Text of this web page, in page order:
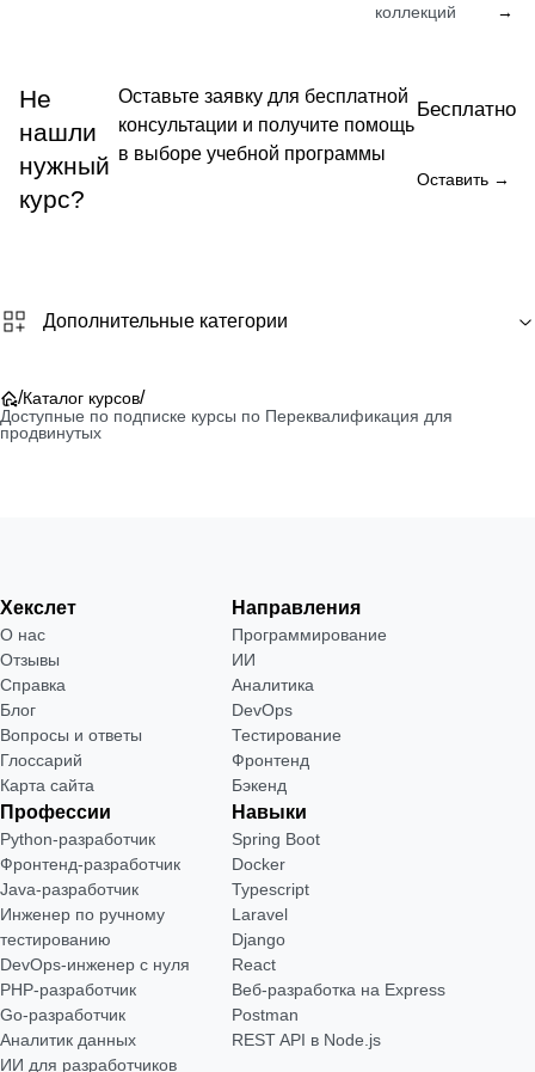
коллекций
→
Не
нашли
нужный
курс?
Оставьте заявку для бесплатной
консультации и получите помощь
в выборе учебной программы
Бесплатно
Оставить →
Дополнительные категории
/Каталог курсов/
Доступные по подписке курсы по Переквалификация для
продвинутых
Хекслет
О нас
Отзывы
Справка
Блог
Вопросы и ответы
Глоссарий
Карта сайта
Направления
Программирование
ИИ
Аналитика
DevOps
Тестирование
Фронтенд
Бэкенд
Профессии
Python-разработчик
Фронтенд-разработчик
Java-разработчик
Инженер по ручному
тестированию
DevOps-инженер с нуля
РНР-разработчик
Go-разработчик
Аналитик данных
ИИ для разработчиков
Навыки
Spring Boot
Docker
Typescript
Laravel
Django
React
Веб-разработка на Express
Postman
REST API в Node.js